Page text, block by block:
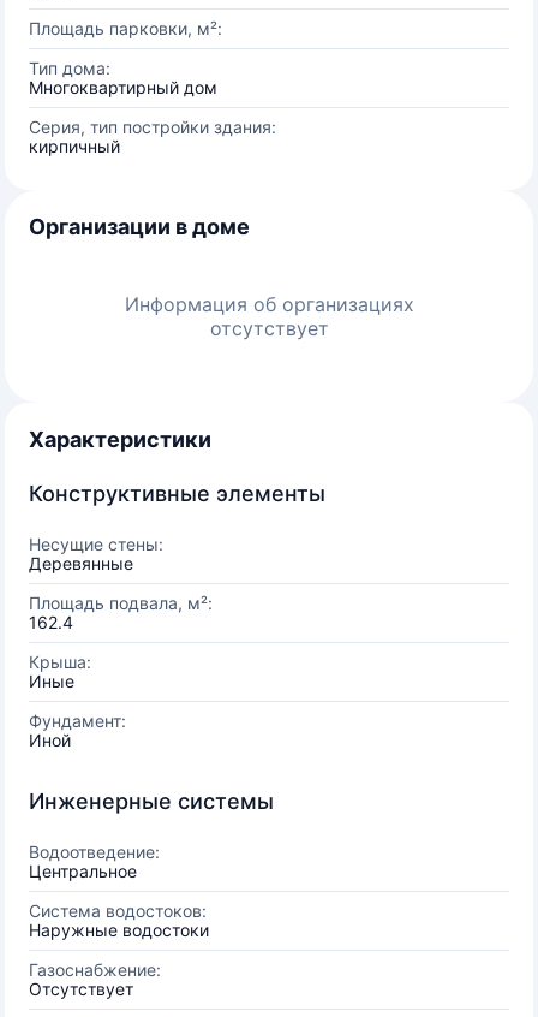
Площадь парковки, м²:
Тип дома:
Многоквартирный дом
Серия, тип постройки здания:
кирпичный
Организации в доме
Информация об организациях
отсутствует
Характеристики
Конструктивные элементы
Несущие стены:
Деревянные
Площадь подвала, м²:
162.4
Крыша:
Иные
Фундамент:
Иной
Инженерные системы
Водоотведение:
Центральное
Система водостоков:
Наружные водостоки
Газоснабжение:
Отсутствует